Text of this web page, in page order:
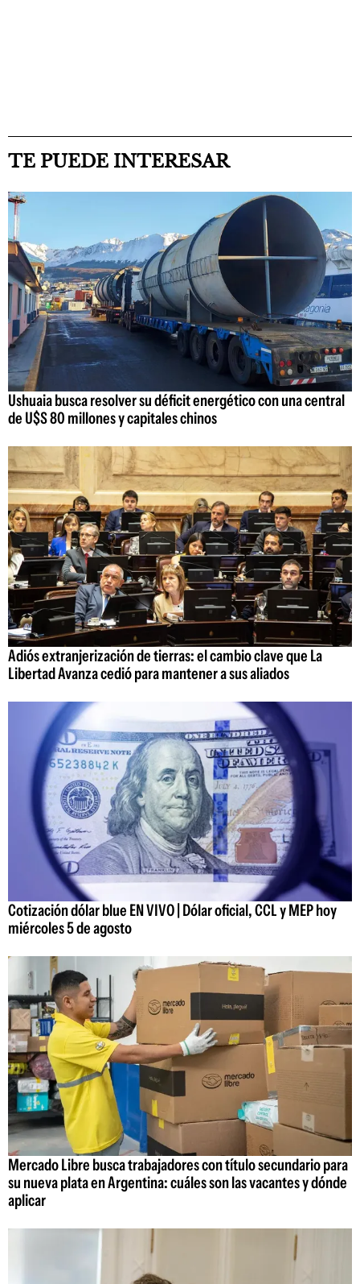
TE PUEDE INTERESAR
Ushuaia busca resolver su déficit energético con una central
de U$S 80 millones y capitales chinos
Adiós extranjerización de tierras: el cambio clave que La
Libertad Avanza cedió para mantener a sus aliados
Cotización dólar blue EN VIVO | Dólar oficial, CCL y MEP hoy
miércoles 5 de agosto
Mercado Libre busca trabajadores con título secundario para
su nueva plata en Argentina: cuáles son las vacantes y dónde
aplicar